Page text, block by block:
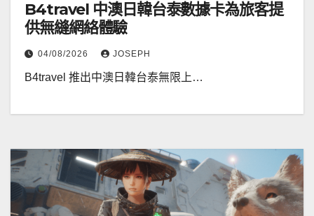
B4travel 中澳日韓台泰數據卡為旅客提
供無縫網絡體驗
04/08/2026 JOSEPH
B4travel 推出中澳日韓台泰無限上…